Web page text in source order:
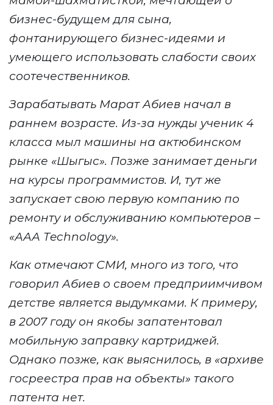
бизнес-будущем для сына,
фонтанирующего бизнес-идеями и
умеющего использовать слабости своих
соотечественников.
Зарабатывать Марат Абиев начал в
раннем возрасте. Из-за нужды ученик 4
класса мыл машины на актюбинском
рынке «Шыгыс». Позже занимает деньги
на курсы программистов. И, тут же
запускает свою первую компанию по
ремонту и обслуживанию компьютеров –
«ААА Тechnology».
Как отмечают СМИ, много из того, что
говорил Абиев о своем предприимчивом
детстве является выдумками. К примеру,
в 2007 году он якобы запатентовал
мобильную заправку картриджей.
Однако позже, как выяснилось, в «архиве
госреестра прав на объекты» такого
патента нет.